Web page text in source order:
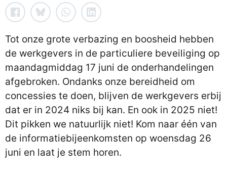
Tot onze grote verbazing en boosheid hebben
de werkgevers in de particuliere beveiliging op
maandagmiddag 17 juni de onderhandelingen
afgebroken. Ondanks onze bereidheid om
concessies te doen, blijven de werkgevers erbij
dat er in 2024 niks bij kan. En ook in 2025 niet!
Dit pikken we natuurlijk niet! Kom naar één van
de informatiebijeenkomsten op woensdag 26
juni en laat je stem horen.